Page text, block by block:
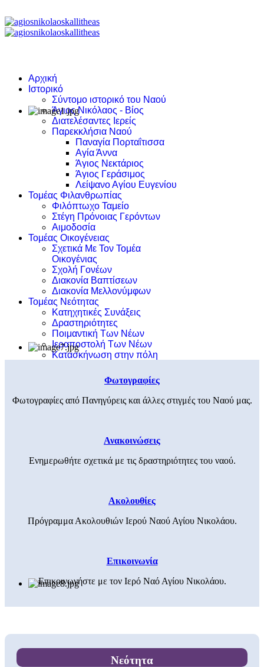
Αρχική
Ιστορικό
Σύντομο ιστορικό του Ναού
Άγιος Νικόλαος - Βίος
Διατελέσαντες Ιερείς
Παρεκκλήσια Ναού
Παναγία Πορταΐτισσα
Αγία Άννα
Άγιος Νεκτάριος
Άγιος Γεράσιμος
Λείψανο Αγίου Ευγενίου
Τομέας Φιλανθρωπίας
Φιλόπτωχο Ταμείο
Στέγη Πρόνοιας Γερόντων
Αιμοδοσία
Τομέας Οικογένειας
Σχετικά Με Τον Τομέα
Οικογένιας
Σχολή Γονέων
Διακονία Βαπτίσεων
Διακονία Μελλονύμφων
Τομέας Νεότητας
Κατηχητικές Συνάξεις
Δραστηριότητες
Ποιμαντική Των Νέων
Ιεραποστολή Των Νέων
Κατασκήνωση στην πόλη
Φωτογραφίες
Φωτογραφίες από Πανηγύρεις και άλλες στιγμές του Ναού μας.
Ανακοινώσεις
Ενημερωθήτε σχετικά με τις δραστηριότητες του ναού.
Ακολουθίες
Πρόγραμμα Ακολουθιών Ιερού Ναού Αγίου Νικολάου.
Επικοινωνία
Επικοινωνήστε με τον Ιερό Ναό Αγίου Νικολάου.
Νεότητα